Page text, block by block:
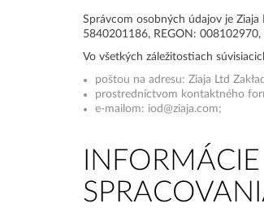
Správcom osobných údajov je Ziaja
5840201186, REGON:
Vo všetkých záležitostiach
poštou na adresu: Ziaja Ltd
prostredníctvom kontaktného
e-mailom: iod@ziaja.com;